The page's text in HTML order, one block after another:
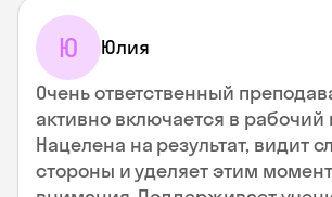
Ю Юлия
Очень ответственный
активно включается в рабочий
Нацелена на результат, видит
стороны и уделяет этим